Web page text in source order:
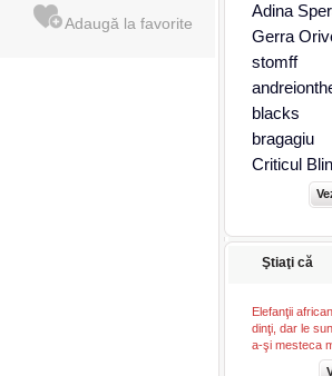
Adina
Gerra
stomff
blacks
bragagiu
Criticul
Ştiaţi că
Elefanţii
dinţi, dar le
a-şi mesteca